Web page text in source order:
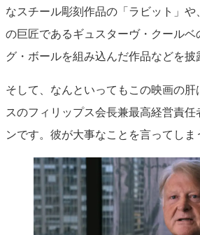
なスチール彫刻作品の「ラビット」
の巨匠であるギュスターヴ・クールベ
グ・ボールを組み込んだ作品などを披
そして、なんといってもこの映画の肝
スのフィリップス会長兼最高経営責
ンです。彼が大事なことを言ってしま